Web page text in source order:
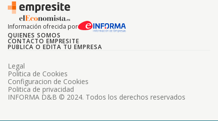
Información ofrecida por
QUIENES SOMOS
CONTACTO EMPRESITE
PUBLICA O EDITA TU EMPRESA
INFORMA D&B © 2024. Todos los derechos reservados
Legal
Politica de Cookies
Configuracion de Cookies
Politica de privacidad